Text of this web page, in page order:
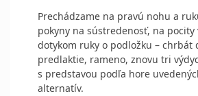
Prechádzame na pravú nohu a
pokyny na sústredenosť, na pocity
dotykom ruky o podložku – chrbát
predlaktie, rameno, znovu tri
s predstavou podľa hore
alternatív.